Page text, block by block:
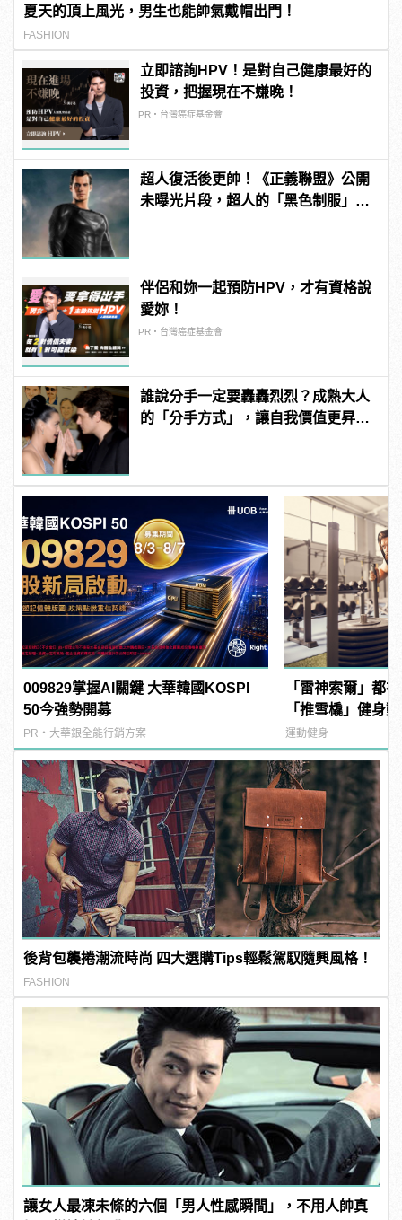
夏天的頂上風光，男生也能帥氣戴帽出門！
FASHION
立即諮詢HPV！是對自己健康最好的
投資，把握現在不嫌晚！
PR・台灣癌症基金會
超人復活後更帥！《正義聯盟》公開
未曝光片段，超人的「黑色制服」首
伴侶和妳一起預防HPV，才有資格說
愛妳！
PR・台灣癌症基金會
誰說分手一定要轟轟烈烈？成熟大人
的「分手方式」，讓自我價值更昇
009829掌握AI關鍵 大華韓國KOSPI
50今強勢開募
PR・大華銀全能行銷方案
「雷神索爾」都
「推雪橇」健身
增加爆發力！ |
男
運動健身
後背包襲捲潮流時尚 四大選購Tips輕鬆駕馭隨興風格！
FASHION
讓女人最凍未條的六個「男人性感瞬間」，不用人帥真